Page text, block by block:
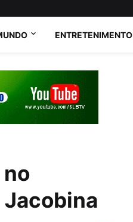
ENTRETENIMENTO
Jacobina